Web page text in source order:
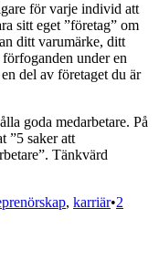
för varje individ att
sitt eget ”företag” om
ditt varumärke, ditt
under en
del av företaget du är
goda medarbetare. På
”5 saker att
Tänkvärd
, karriär•2